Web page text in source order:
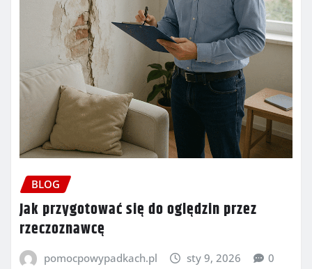
BLOG
Jak przygotować się do oględzin przez
rzeczoznawcę
pomocpowypadkach.pl sty 9, 2026 0